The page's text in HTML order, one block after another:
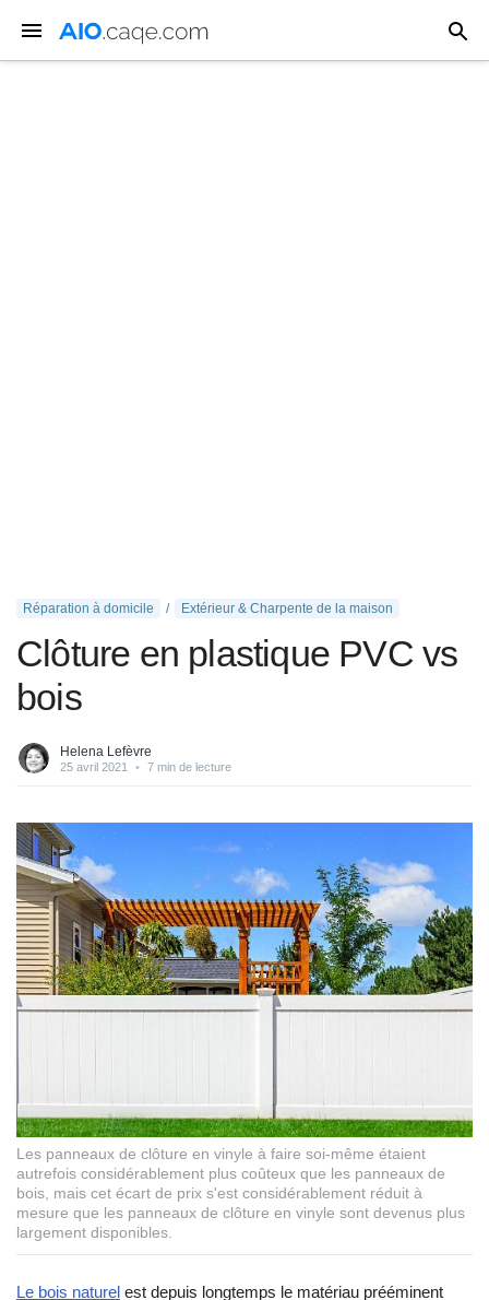
Réparation à domicile Extérieur & Charpente de la maison
Clôture en plastique PVC vs
bois
Helena Lefèvre
25 avril 2021 • 7 min de lecture
Les panneaux de clôture en vinyle à faire soi-même étaient
autrefois considérablement plus coûteux que les panneaux de
bois, mais cet écart de prix s'est considérablement réduit à
mesure que les panneaux de clôture en vinyle sont devenus plus
largement disponibles.
Le bois naturel est depuis longtemps le matériau prééminent